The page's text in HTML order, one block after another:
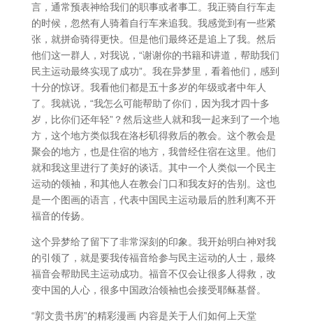
言，通常预表神给我们的职事或者事工。我正骑自行车走
的时候，忽然有人骑着自行车来追我。我感觉到有一些紧
张，就拼命骑得更快。但是他们最终还是追上了我。然后
他们这一群人，对我说，“谢谢你的书籍和讲道，帮助我们
民主运动最终实现了成功”。我在异梦里，看着他们，感到
十分的惊讶。我看他们都是五十多岁的年级或者中年人
了。我就说，“我怎么可能帮助了你们，因为我才四十多
岁，比你们还年轻”？然后这些人就和我一起来到了一个地
方，这个地方类似我在洛杉矶得救后的教会。这个教会是
聚会的地方，也是住宿的地方，我曾经住宿在这里。他们
就和我这里进行了美好的谈话。其中一个人类似一个民主
运动的领袖，和其他人在教会门口和我友好的告别。这也
是一个图画的语言，代表中国民主运动最后的胜利离不开
福音的传扬。
这个异梦给了留下了非常深刻的印象。我开始明白神对我
的引领了，就是要我传福音给参与民主运动的人士，最终
福音会帮助民主运动成功。福音不仅会让很多人得救，改
变中国的人心，很多中国政治领袖也会接受耶稣基督。
“郭文贵书房”的精彩漫画 内容是关于人们如何上天堂